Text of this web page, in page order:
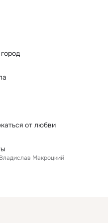
от любви
Владислав Макроцкий